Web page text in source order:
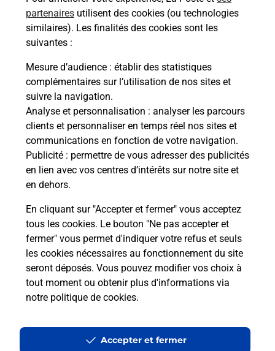
partenaires utilisent des cookies (ou technologies
similaires). Les finalités des cookies sont les
suivantes :
Mesure d’audience : établir des statistiques
complémentaires sur l’utilisation de nos sites et
suivre la navigation.
Analyse et personnalisation : analyser les parcours
clients et personnaliser en temps réel nos sites et
communications en fonction de votre navigation.
Publicité : permettre de vous adresser des publicités
en lien avec vos centres d’intérêts sur notre site et
en dehors.
En cliquant sur "Accepter et fermer" vous acceptez
tous les cookies. Le bouton "Ne pas accepter et
fermer" vous permet d'indiquer votre refus et seuls
les cookies nécessaires au fonctionnement du site
seront déposés. Vous pouvez modifier vos choix à
tout moment ou obtenir plus d'informations via
notre politique de cookies.
Accepter et fermer
141 Bourg De Poyaller
40250 Saint Aubin
Boîte aux lettres La Poste
Collecte du courrier aujourd'hui à 08h30
24 Place De La Mairie
40250 Saint Aubin
Le lien s'ouvre dans un nouvel onglet
Localiser Liste Boîtes aux lettres Landes Saint Aubin
Accessibilité : partiellement conforme